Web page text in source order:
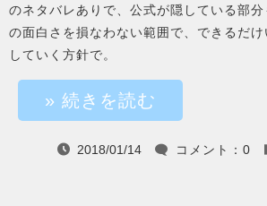
のネタバレありで、公式が隠している部
の面白さを損なわない範囲で、できるだ
していく方針で。
» 続きを読む
 2018/01/14  コメント：0